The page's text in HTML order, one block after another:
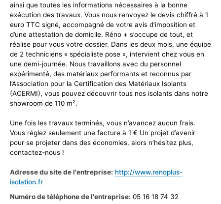
ainsi que toutes les informations nécessaires à la bonne
exécution des travaux. Vous nous renvoyez le devis chiffré à 1
euro TTC signé, accompagné de votre avis d’imposition et
d’une attestation de domicile. Réno + s’occupe de tout, et
réalise pour vous votre dossier. Dans les deux mois, une équipe
de 2 techniciens « spécialiste pose », intervient chez vous en
une demi-journée. Nous travaillons avec du personnel
expérimenté, des matériaux performants et reconnus par
l’Association pour la Certification des Matériaux Isolants
(ACERMI), vous pouvez découvrir tous nos isolants dans notre
showroom de 110 m².
Une fois les travaux terminés, vous n’avancez aucun frais.
Vous réglez seulement une facture à 1 € Un projet d’avenir
pour se projeter dans des économies, alors n’hésitez plus,
contactez-nous !
Adresse du site de l'entreprise: http://www.renoplus-
isolation.fr
Numéro de téléphone de l'entreprise: 05 16 18 74 32